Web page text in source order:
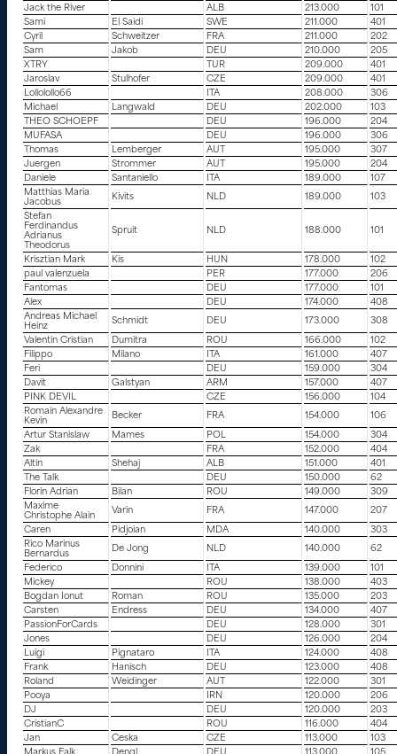
Jack the River
ALB 213.000
101
Sami
El Saidi SWE 211.000
401
Cyril
Schweitzer FRA 211.000
202
Sam
Jakob DEU 210.000
205
XTRY
TUR 209.000
401
Jaroslav
Stulhofer CZE 209.000
401
Lollolollo66
ITA 208.000
306
Michael
Langwald DEU 202.000
103
THEO SCHOEPF
DEU 196.000
204
MUFASA
DEU 196.000
306
Thomas
Lemberger AUT 195.000
307
Juergen
Strommer AUT 195.000
204
Daniele
Santaniello ITA 189.000
107
Matthias Maria
Jacobus
Kivits NLD 189.000
103
Stefan
Ferdinandus
Adrianus
Theodorus
Spruit NLD 188.000 101
Krisztian Mark Kis HUN 178.000
102
paul valenzuela
PER 177.000
206
Fantomas
DEU 177.000
101
Alex
DEU 174.000
408
Andreas Michael
Heinz
Schmidt DEU 173.000
308
Valentin Cristian
Dumitra ROU 166.000
102
Filippo
Milano ITA 161.000
407
Feri
DEU 159.000
304
Davit
Galstyan ARM 157.000
407
PINK DEVIL
CZE 156.000
104
Romain Alexandre
Kevin
Becker FRA 154.000
106
Artur Stanislaw
Mames POL 154.000
304
Zak
FRA 152.000
404
Altin
Shehaj ALB 151.000
401
The Talk
DEU 150.000
62
Florin Adrian
Bilan ROU 149.000
309
Maxime
Christophe Alain
Varin FRA 147.000
207
Caren
Pidjoian MDA 140.000
303
Rico Marinus
Bernardus
De Jong NLD 140.000
62
Federico
Donnini ITA 139.000
101
Mickey
ROU 138.000
403
Bogdan Ionut
Roman ROU 135.000
203
Carsten
Endress DEU 134.000
407
PassionForCards
DEU 128.000
301
Jones
DEU 126.000
204
Luigi
Pignataro ITA 124.000
408
Frank
Hanisch DEU 123.000
408
Roland
Weidinger AUT 122.000
301
Pooya
IRN 120.000
206
DJ
DEU 120.000
203
CristianC
ROU 116.000
404
Jan
Ceska CZE 113.000
103